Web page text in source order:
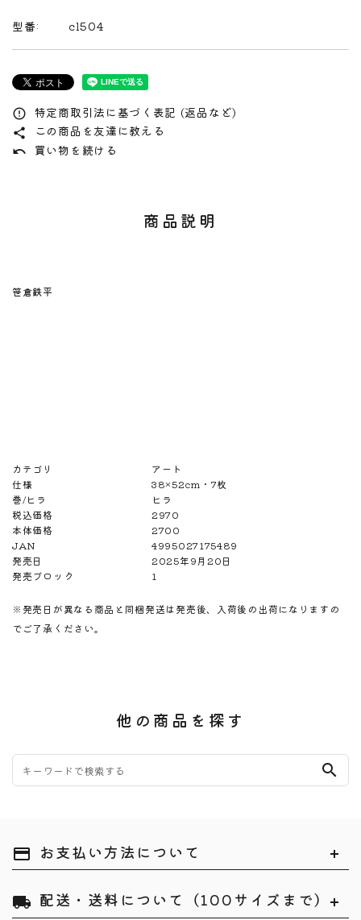
型番: cl504
error_outline 特定商取引法に基づく表記 (返品など)
share この商品を友達に教える
undo 買い物を続ける
商品説明
笹倉鉄平
カテゴリ
アート
仕様
38×52cm・7枚
巻/ヒラ
ヒラ
税込価格
2970
本体価格
2700
JAN
4995027175489
発売日
2025年9月20日
発売ブロック
1
※発売日が異なる商品と同梱発送は発売後、入荷後の出荷になりますの
でご了承ください。
他の商品を探す
search
payment お支払い方法について
local_shipping 配送・送料について（100サイズまで）